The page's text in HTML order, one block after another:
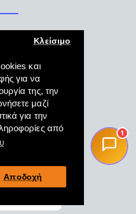
και
για να
της, την
μαζί
για την
από
Κλείσιμο
Αποδοχή
1